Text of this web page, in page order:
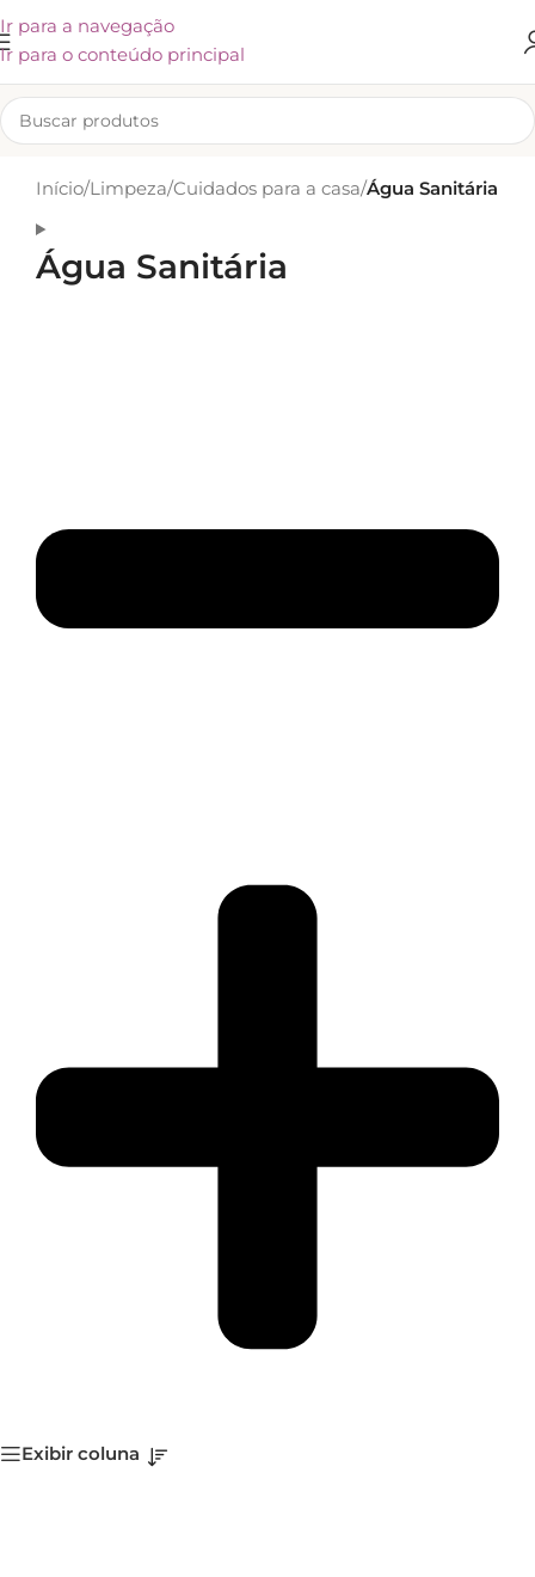
Ir para a navegação
Ir para o conteúdo principal
Início/Limpeza/Cuidados para a casa/Água Sanitária
Água Sanitária
Exibir coluna